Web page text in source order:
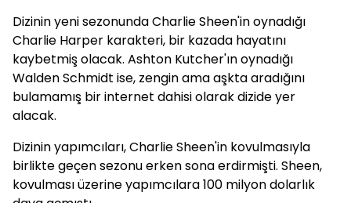
Dizinin yeni sezonunda Charlie Sheen'in oynadığı
Charlie Harper karakteri, bir kazada hayatını
kaybetmiş olacak. Ashton Kutcher'ın oynadığı
Walden Schmidt ise, zengin ama aşkta aradığını
bulamamış bir internet dahisi olarak dizide yer
alacak.
Dizinin yapımcıları, Charlie Sheen'in kovulmasıyla
birlikte geçen sezonu erken sona erdirmişti. Sheen,
kovulması üzerine yapımcılara 100 milyon dolarlık